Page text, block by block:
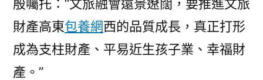
殷囑托：“文旅融會遠景遼闊，要推進文旅
財產高東包養網西的品質成長，真正打形
成為支柱財產、平易近生孩子業、幸福財
產。”